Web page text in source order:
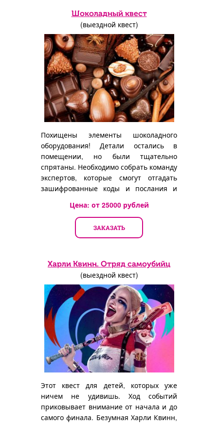
Шоколадный квест
(выездной квест)
Похищены элементы шоколадного
оборудования! Детали остались в
помещении, но были тщательно
спрятаны. Необходимо собрать команду
экспертов, которые смогут отгадать
зашифрованные коды и послания и
Цена: от 25000рублей
ЗАКАЗАТЬ
Харли Квинн. Отряд самоубийц
(выездной квест)
Этот квест для детей, которых уже
ничем не удивишь. Ход событий
приковывает внимание от начала и до
самого финала. Безумная Харли Квинн,